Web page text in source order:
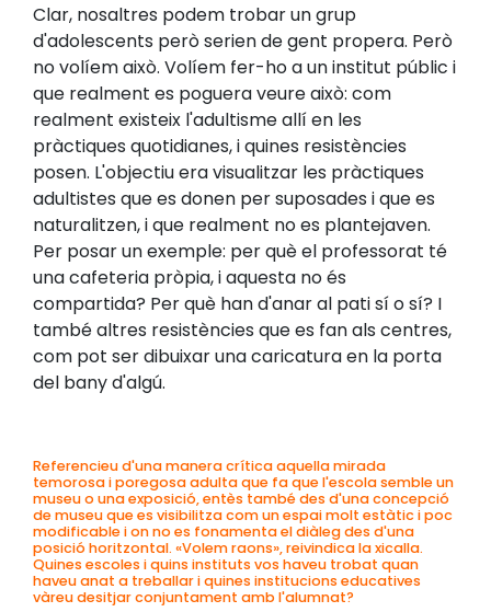
Clar, nosaltres podem trobar un grup
d'adolescents però serien de gent propera. Però
no volíem això. Volíem fer-ho a un institut públic i
que realment es poguera veure això: com
realment existeix l'adultisme allí en les
pràctiques quotidianes, i quines resistències
posen. L'objectiu era visualitzar les pràctiques
adultistes que es donen per suposades i que es
naturalitzen, i que realment no es plantejaven.
Per posar un exemple: per què el professorat té
una cafeteria pròpia, i aquesta no és
compartida? Per què han d'anar al pati sí o sí? I
també altres resistències que es fan als centres,
com pot ser dibuixar una caricatura en la porta
del bany d'algú.
Referencieu d'una manera crítica aquella mirada
temorosa i poregosa adulta que fa que l'escola semble un
museu o una exposició, entès també des d'una concepció
de museu que es visibilitza com un espai molt estàtic i poc
modificable i on no es fonamenta el diàleg des d'una
posició horitzontal. «Volem raons», reivindica la xicalla.
Quines escoles i quins instituts vos haveu trobat quan
haveu anat a treballar i quines institucions educatives
vàreu desitjar conjuntament amb l'alumnat?